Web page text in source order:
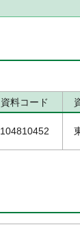
資料コード
104810452